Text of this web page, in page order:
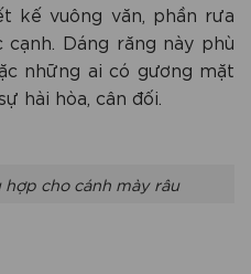
kế vuông văn, phần rưa
Dáng răng này phù
những ai có gương mặt
hài hòa, cân đối.
cho cánh mày râu